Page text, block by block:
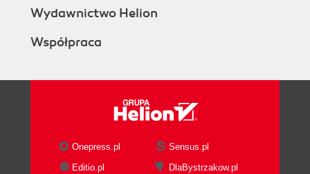
Tworzenie rzutów zespołów (301)
Widoki rozstrzelone, wykorzystanie
Widoki robocze i widoki z przekrojami
Rzuty zespołów - podsumowanie (304)
arkusza (305)
Modyfikacja rzutów części i zespołów (306)
Wydawnictwo Helion
Współpraca
Onepress.pl
Sensus.pl
Editio.pl
DlaBystrzakow.pl